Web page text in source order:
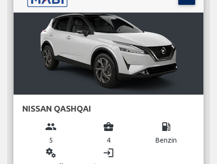
NISSAN QASHQAI
group
5
business_center
4
local_gas_station
Benzin
miscellaneous_services login